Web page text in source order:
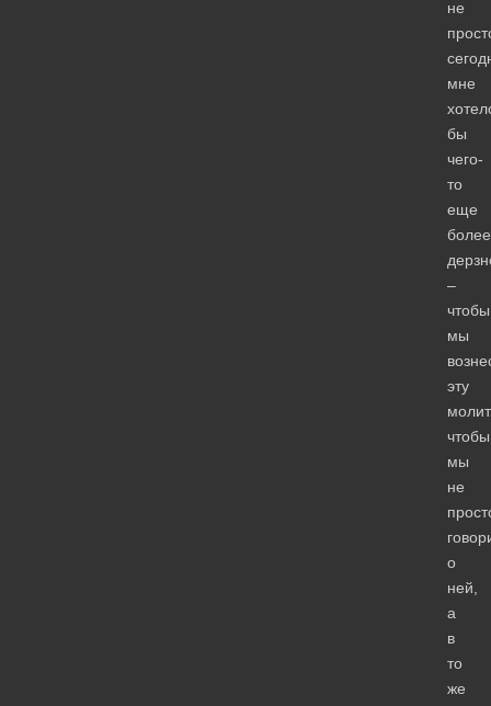
не
мне
бы
чего-
то
еще
более
–
чтобы
мы
эту
чтобы
мы
не
о
ней,
а
в
то
же